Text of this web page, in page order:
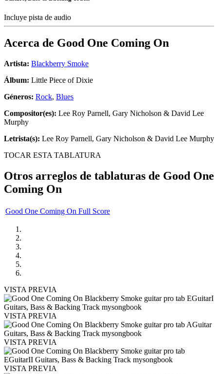
Incluye pista de audio
Acerca de Good One Coming On
Artista: Blackberry Smoke
Álbum: Little Piece of Dixie
Géneros: Rock, Blues
Compositor(es): Lee Roy Parnell, Gary Nicholson & David Lee
Murphy
Letrista(s): Lee Roy Parnell, Gary Nicholson & David Lee Murphy
TOCAR ESTA TABLATURA
Otros arreglos de tablaturas de Good One
Coming On
Good One Coming On Full Score
VISTA PREVIA
VISTA PREVIA
VISTA PREVIA
VISTA PREVIA